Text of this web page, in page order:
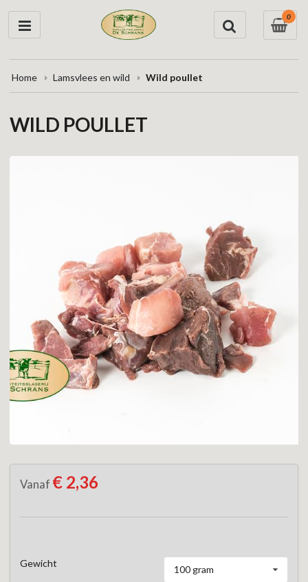
0
Home Lamsvlees en wild Wild poullet
WILD POULLET
Vanaf € 2,36
Gewicht
100 gram